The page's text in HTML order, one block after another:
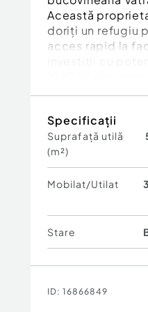
Această
doriți un refugiu
acces rapid la
1920 !!! din
Pretul este de
Pentru mai multe
sa ne contacti!
Cod ofertă / ID
Număr Băi:
Specificații
Suprafață utilă
(m²)
Mobilat/Utilat 3
Stare
ID: 16866849